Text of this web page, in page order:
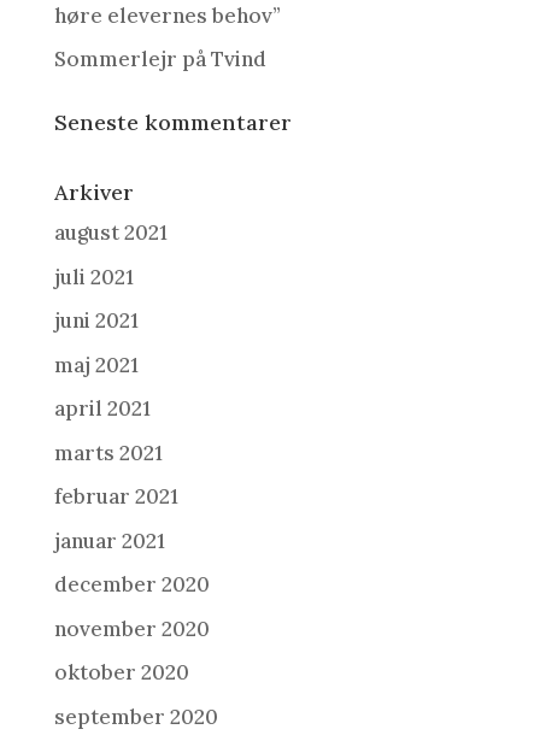
høre elevernes behov”
Sommerlejr på Tvind
Seneste kommentarer
Arkiver
august 2021
juli 2021
juni 2021
maj 2021
april 2021
marts 2021
februar 2021
januar 2021
december 2020
november 2020
oktober 2020
september 2020